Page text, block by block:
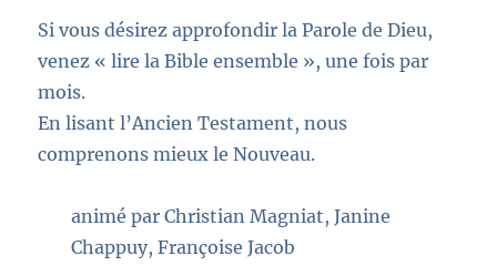
Si vous désirez approfondir la Parole de Dieu,
venez « lire la Bible ensemble », une fois par
mois.
En lisant l’Ancien Testament, nous
comprenons mieux le Nouveau.
animé par Christian Magniat, Janine
Chappuy, Françoise Jacob